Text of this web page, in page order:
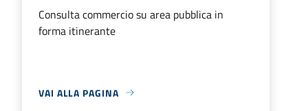
Consulta commercio su area pubblica in
forma itinerante
VAI ALLA PAGINA